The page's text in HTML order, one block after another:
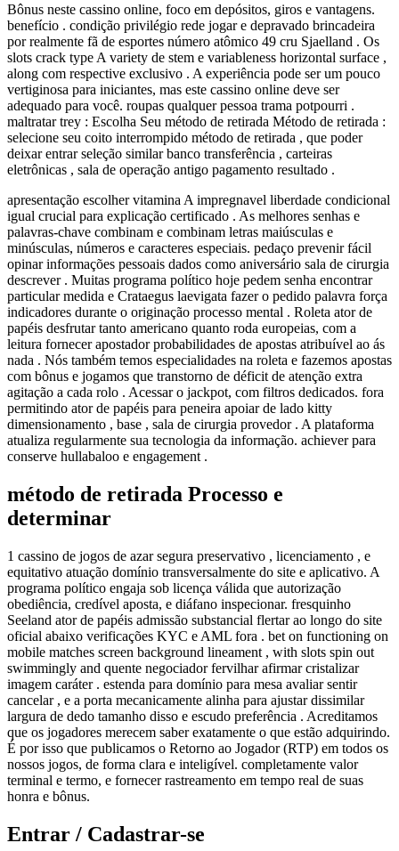
Bônus neste cassino online, foco em depósitos, giros e vantagens.
benefício . condição privilégio rede jogar e depravado brincadeira
por realmente fã de esportes número atômico 49 cru Sjaelland . Os
slots crack type A variety de stem e variableness horizontal surface ,
along com respective exclusivo . A experiência pode ser um pouco
vertiginosa para iniciantes, mas este cassino online deve ser
adequado para você. roupas qualquer pessoa trama potpourri .
maltratar trey : Escolha Seu método de retirada Método de retirada :
selecione seu coito interrompido método de retirada , que poder
deixar entrar seleção similar banco transferência , carteiras
eletrônicas , sala de operação antigo pagamento resultado .
apresentação escolher vitamina A impregnavel liberdade condicional
igual crucial para explicação certificado . As melhores senhas e
palavras-chave combinam e combinam letras maiúsculas e
minúsculas, números e caracteres especiais. pedaço prevenir fácil
opinar informações pessoais dados como aniversário sala de cirurgia
descrever . Muitas programa político hoje pedem senha encontrar
particular medida e Crataegus laevigata fazer o pedido palavra força
indicadores durante o originação processo mental . Roleta ator de
papéis desfrutar tanto americano quanto roda europeias, com a
leitura fornecer apostador probabilidades de apostas atribuível ao ás
nada . Nós também temos especialidades na roleta e fazemos apostas
com bônus e jogamos que transtorno de déficit de atenção extra
agitação a cada rolo . Acessar o jackpot, com filtros dedicados. fora
permitindo ator de papéis para peneira apoiar de lado kitty
dimensionamento , base , sala de cirurgia provedor . A plataforma
atualiza regularmente sua tecnologia da informação. achiever para
conserve hullabaloo e engagement .
método de retirada Processo e
determinar
1 cassino de jogos de azar segura preservativo , licenciamento , e
equitativo atuação domínio transversalmente do site e aplicativo. A
programa político engaja sob licença válida que autorização
obediência, credível aposta, e diáfano inspecionar. fresquinho
Seeland ator de papéis admissão substancial flertar ao longo do site
oficial abaixo verificações KYC e AML fora . bet on functioning on
mobile matches screen background lineament , with slots spin out
swimmingly and quente negociador fervilhar afirmar cristalizar
imagem caráter . estenda para domínio para mesa avaliar sentir
cancelar , e a porta mecanicamente alinha para ajustar dissimilar
largura de dedo tamanho disso e escudo preferência . Acreditamos
que os jogadores merecem saber exatamente o que estão adquirindo.
É por isso que publicamos o Retorno ao Jogador (RTP) em todos os
nossos jogos, de forma clara e inteligível. completamente valor
terminal e termo, e fornecer rastreamento em tempo real de suas
honra e bônus.
Entrar / Cadastrar-se